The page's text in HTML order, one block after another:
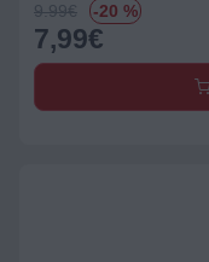
9.99€ -20 %
7,99€